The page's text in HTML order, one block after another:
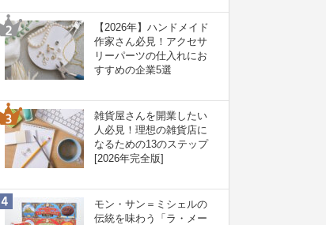
【2026年】ハンドメイド
作家さん必見！アクセサ
リーパーツの仕入れにお
すすめの企業5選
雑貨屋さんを開業したい
人必見！理想の雑貨店に
なるための13のステップ
[2026年完全版]
モン・サン＝ミシェルの
伝統を味わう「ラ・メー